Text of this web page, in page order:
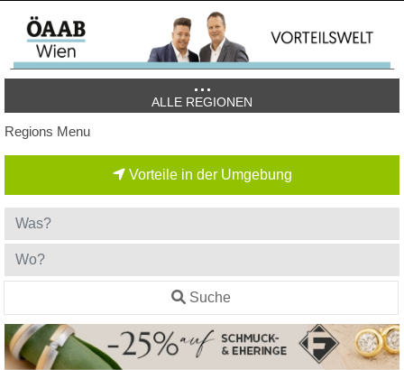
ALLE REGIONEN
Regions Menu
Vorteile in der Umgebung
Suche